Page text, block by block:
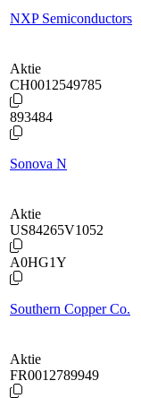
NXP Semiconductors
Aktie
CH0012549785
893484
Sonova N
Aktie
US84265V1052
A0HG1Y
Southern Copper Co.
Aktie
FR0012789949